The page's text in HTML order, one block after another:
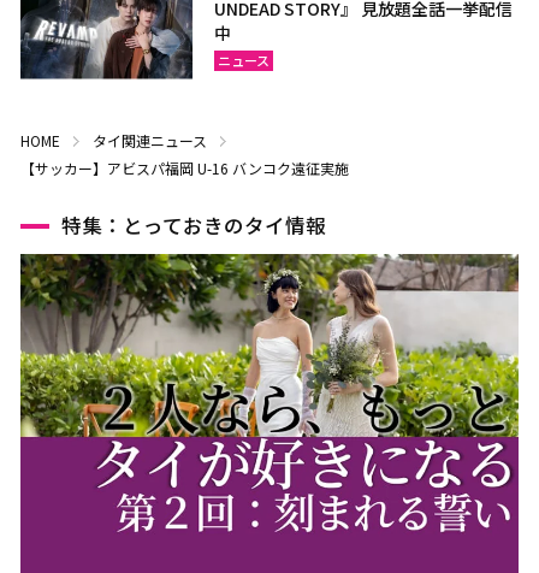
UNDEAD STORY』 見放題全話一挙配信
中
ニュース
HOME
タイ関連ニュース
【サッカー】アビスパ福岡 U-16 バンコク遠征実施
特集：とっておきのタイ情報